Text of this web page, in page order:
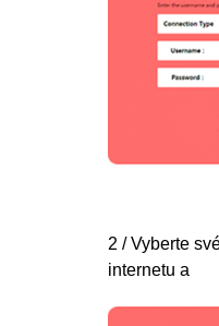
2 / Vyberte
internetu a